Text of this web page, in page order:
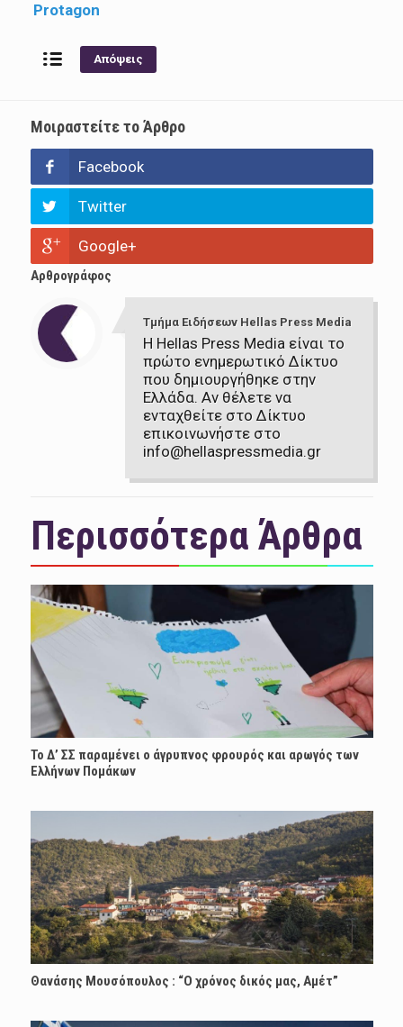
Protagon
Απόψεις
Μοιραστείτε το Άρθρο
Facebook
Twitter
Google+
Αρθρογράφος
Τμήμα Ειδήσεων Hellas Press Media
Η Hellas Press Media είναι το
πρώτο ενημερωτικό Δίκτυο
που δημιουργήθηκε στην
Ελλάδα. Αν θέλετε να
ενταχθείτε στο Δίκτυο
επικοινωνήστε στο
info@hellaspressmedia.gr
Περισσότερα Άρθρα
Το Δ’ ΣΣ παραμένει ο άγρυπνος φρουρός και αρωγός των
Ελλήνων Πομάκων
Θανάσης Μουσόπουλος : “Ο χρόνος δικός μας, Αμέτ”